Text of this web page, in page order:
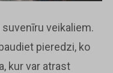
veikaliem.
pieredzi, ko
kur var atrast